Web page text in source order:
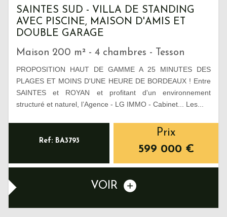
SAINTES SUD - VILLA DE STANDING
AVEC PISCINE, MAISON D'AMIS ET
DOUBLE GARAGE
Maison 200 m² - 4 chambres - Tesson
PROPOSITION HAUT DE GAMME A 25 MINUTES DES
PLAGES ET MOINS D'UNE HEURE DE BORDEAUX ! Entre
SAINTES et ROYAN et profitant d'un environnement
structuré et naturel, l’Agence - LG IMMO - Cabinet... Les...
Ref: BA3793
Prix
599 000 €
VOIR